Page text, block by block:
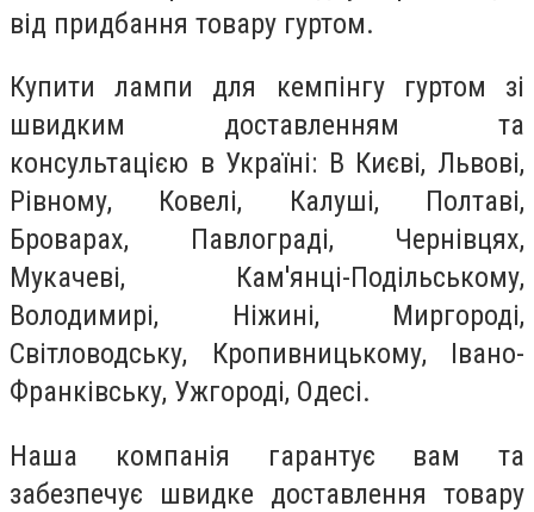
від придбання товару гуртом.
Купити лампи для кемпінгу гуртом зі
швидким доставленням та
консультацією в Україні: В Києві, Львові,
Рівному, Ковелі, Калуші, Полтаві,
Броварах, Павлограді, Чернівцях,
Мукачеві, Кам'янці-Подільському,
Володимирі, Ніжині, Миргороді,
Світловодську, Кропивницькому, Івано-
Франківську, Ужгороді, Одесі.
Наша компанія гарантує вам та
забезпечує швидке доставлення товару